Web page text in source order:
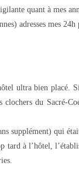
quant à mes
adresses mes 24h
ultra bien placé.
du Sacré-
supplément) qui
tard à l’hôtel,